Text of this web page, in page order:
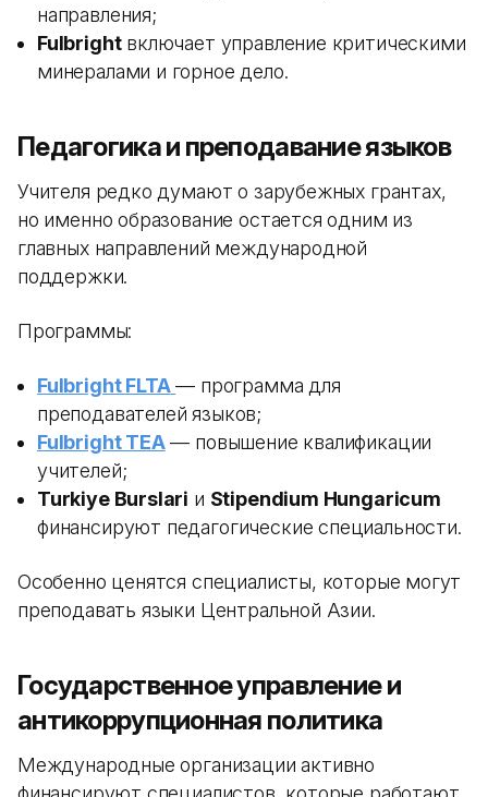
направления;
Fulbrightвключает управление критическими
минералами и горное дело.
Педагогика и преподавание языков
Учителя редко думают о зарубежных грантах,
но именно образование остается одним из
главных направлений международной
поддержки.
Программы:
Fulbright FLTA — программа для
преподавателей языков;
Fulbright TEA— повышение квалификации
учителей;
Turkiye Burslari и Stipendium Hungaricum
финансируют педагогические специальности.
Особенно ценятся специалисты, которые могут
преподавать языки Центральной Азии.
Государственное управление и
антикоррупционная политика
Международные организации активно